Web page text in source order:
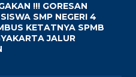
!!! GORESAN
SMP NEGERI 4
KETATNYA SPMB
JALUR